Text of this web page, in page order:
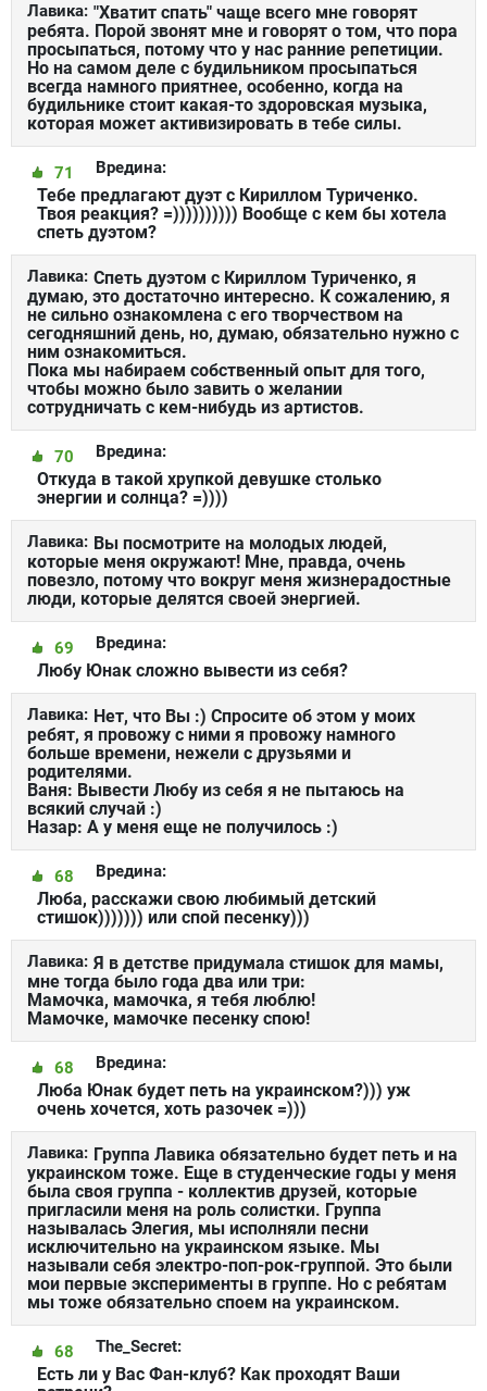
Лавика: "Хватит спать" чаще всего мне говорят
ребята. Порой звонят мне и говорят о том, что пора
просыпаться, потому что у нас ранние репетиции.
Но на самом деле с будильником просыпаться
всегда намного приятнее, особенно, когда на
будильнике стоит какая-то здоровская музыка,
которая может активизировать в тебе силы.
Вредина:
71
Тебе предлагают дуэт с Кириллом Туриченко.
Твоя реакция? =)))))))))) Вообще с кем бы хотела
спеть дуэтом?
Лавика: Спеть дуэтом с Кириллом Туриченко, я
думаю, это достаточно интересно. К сожалению, я
не сильно ознакомлена с его творчеством на
сегодняшний день, но, думаю, обязательно нужно с
ним ознакомиться.
Пока мы набираем собственный опыт для того,
чтобы можно было завить о желании
сотрудничать с кем-нибудь из артистов.
Вредина:
70
Откуда в такой хрупкой девушке столько
энергии и солнца? =))))
Лавика: Вы посмотрите на молодых людей,
которые меня окружают! Мне, правда, очень
повезло, потому что вокруг меня жизнерадостные
люди, которые делятся своей энергией.
Вредина:
69
Любу Юнак сложно вывести из себя?
Лавика: Нет, что Вы :) Спросите об этом у моих
ребят, я провожу с ними я провожу намного
больше времени, нежели с друзьями и
родителями.
Ваня: Вывести Любу из себя я не пытаюсь на
всякий случай :)
Назар: А у меня еще не получилось :)
Вредина:
68
Люба, расскажи свою любимый детский
стишок))))))) или спой песенку)))
Лавика: Я в детстве придумала стишок для мамы,
мне тогда было года два или три:
Мамочка, мамочка, я тебя люблю!
Мамочке, мамочке песенку спою!
Вредина:
68
Люба Юнак будет петь на украинском?))) уж
очень хочется, хоть разочек =)))
Лавика: Группа Лавика обязательно будет петь и на
украинском тоже. Еще в студенческие годы у меня
была своя группа - коллектив друзей, которые
пригласили меня на роль солистки. Группа
называлась Элегия, мы исполняли песни
исключительно на украинском языке. Мы
называли себя электро-поп-рок-группой. Это были
мои первые эксперименты в группе. Но с ребятам
мы тоже обязательно споем на украинском.
The_Secret:
68
Есть ли у Вас Фан-клуб? Как проходят Ваши